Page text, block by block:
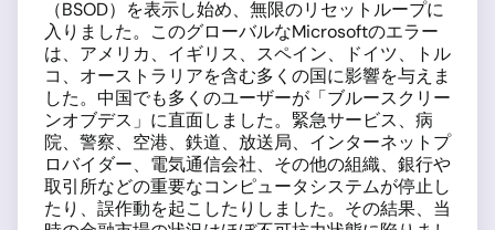
（BSOD）を表示し始め、無限のリセットループに
入りました。このグローバルなMicrosoftのエラー
は、アメリカ、イギリス、スペイン、ドイツ、トル
コ、オーストラリアを含む多くの国に影響を与えま
した。中国でも多くのユーザーが「ブルースクリー
ンオブデス」に直面しました。緊急サービス、病
院、警察、空港、鉄道、放送局、インターネットプ
ロバイダー、電気通信会社、その他の組織、銀行や
取引所などの重要なコンピュータシステムが停止し
たり、誤作動を起こしたりしました。その結果、当